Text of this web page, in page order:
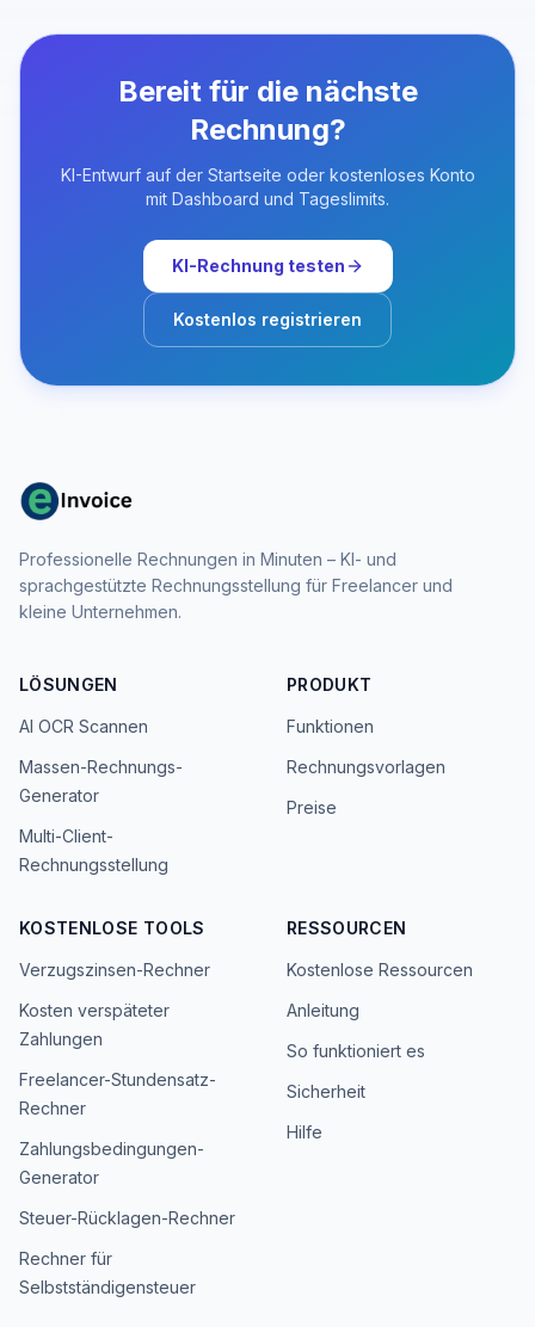
Bereit für die nächste
Rechnung?
KI-Entwurf auf der Startseite oder kostenloses Konto
mit Dashboard und Tageslimits.
KI-Rechnung testen
Kostenlos registrieren
Professionelle Rechnungen in Minuten – KI- und
sprachgestützte Rechnungsstellung für Freelancer und
kleine Unternehmen.
LÖSUNGEN
AI OCR Scannen
Massen-Rechnungs-
Generator
Multi-Client-
Rechnungsstellung
PRODUKT
Funktionen
Rechnungsvorlagen
Preise
KOSTENLOSE TOOLS
Verzugszinsen-Rechner
Kosten verspäteter
Zahlungen
Freelancer-Stundensatz-
Rechner
Zahlungsbedingungen-
Generator
Steuer-Rücklagen-Rechner
Rechner für
Selbstständigensteuer
RESSOURCEN
Kostenlose Ressourcen
Anleitung
So funktioniert es
Sicherheit
Hilfe